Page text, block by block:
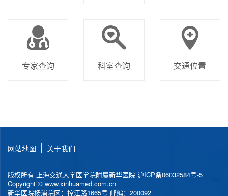
专家查询 科室查询 交通位置
网站地图 关于我们
版权所有 上海交通大学医学院附属新华医院 沪ICP备06032584号-5
Copyright © www.xinhuamed.com.cn
新华医院杨浦院区：控江路1665号 邮编：200092